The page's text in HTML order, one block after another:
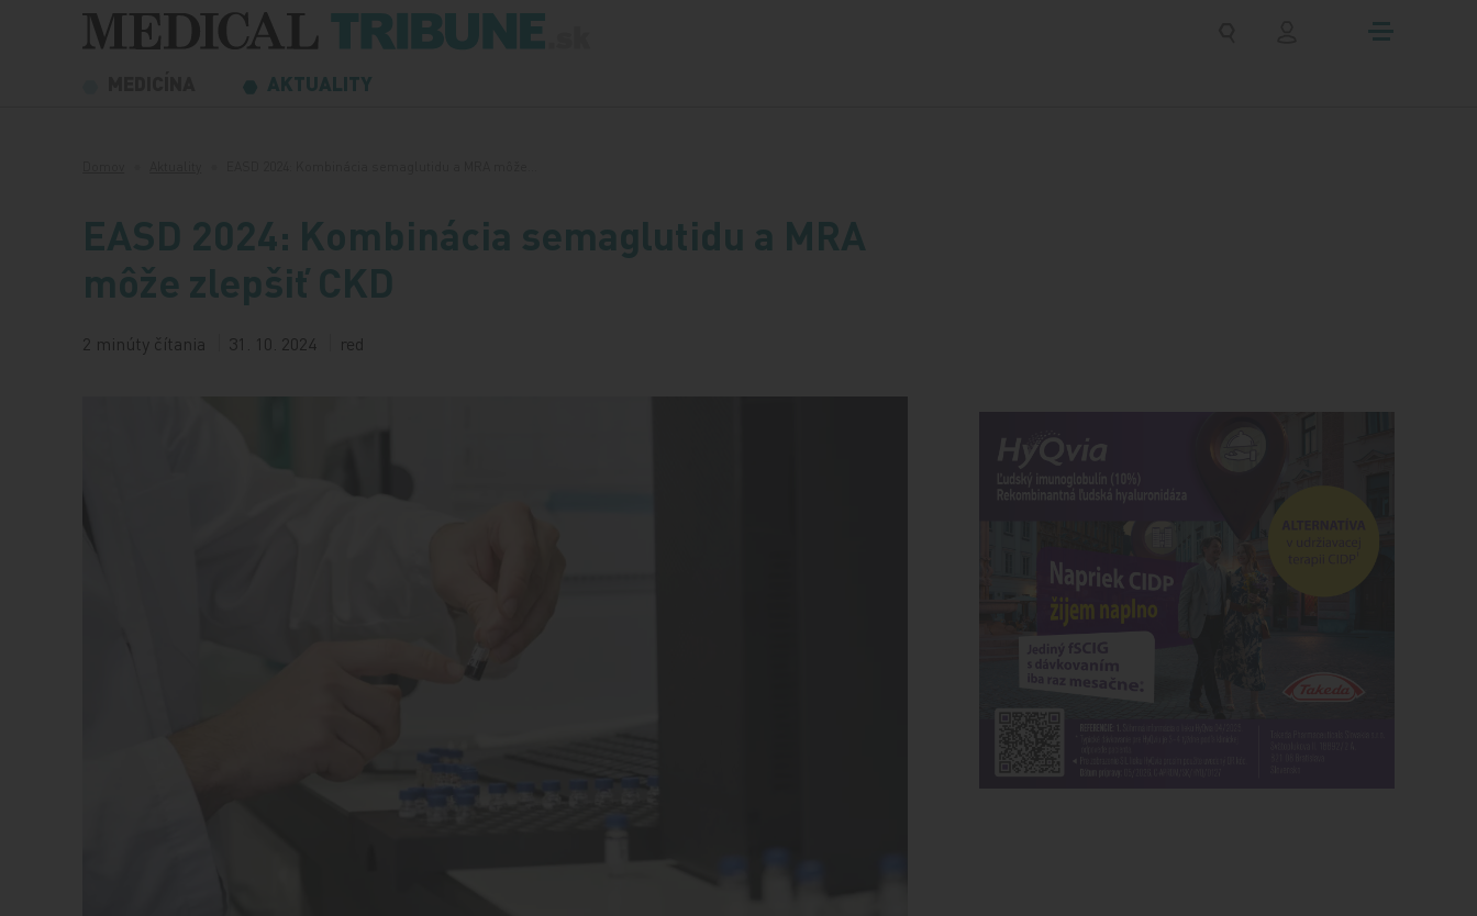
Preskočiť na obsah
AKTUALITY
EASD 2024: Kombinácia semaglutidu a MRA
môže zlepšiť CKD
2 minúty čítania 31. 10. 2024 red